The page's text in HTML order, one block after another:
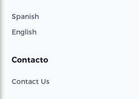
Spanish
English
Contacto
Contact Us